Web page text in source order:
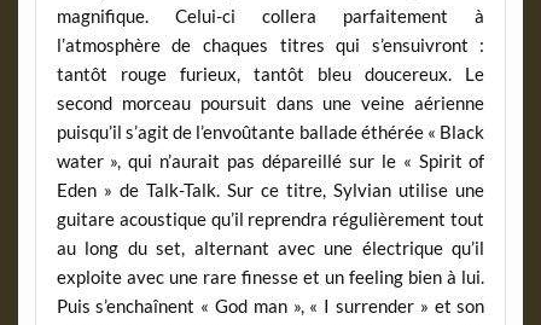
magnifique. Celui-ci collera parfaitement à
l’atmosphère de chaques titres qui s’ensuivront :
tantôt rouge furieux, tantôt bleu doucereux. Le
second morceau poursuit dans une veine aérienne
puisqu’il s’agit de l’envoûtante ballade éthérée « Black
water », qui n’aurait pas dépareillé sur le « Spirit of
Eden » de Talk-Talk. Sur ce titre, Sylvian utilise une
guitare acoustique qu’il reprendra régulièrement tout
au long du set, alternant avec une électrique qu’il
exploite avec une rare finesse et un feeling bien à lui.
Puis s’enchaînent « God man », « I surrender » et son